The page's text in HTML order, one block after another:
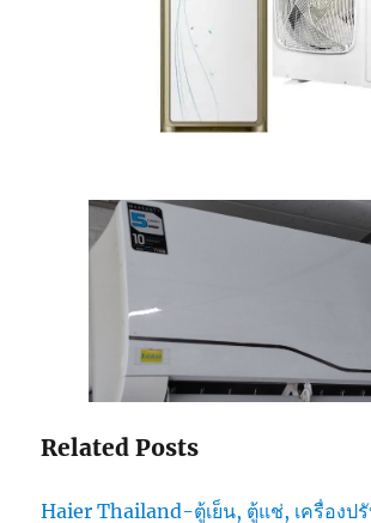
Related Posts
Haier Thailand-ตู้เย็น, ตู้แช่, เครื่องป